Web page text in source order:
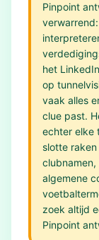
Pinpoint
het
op
vaak alles
clue past.
echter elke
slotte
algemene
zoek altijd
Pinpoint